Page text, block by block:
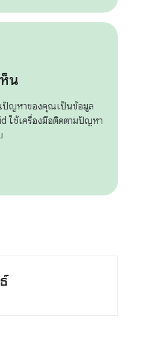
น
ปัญหาของคุณเป็นข้อมูล
ใช้เครื่องมือติดตามปัญหา